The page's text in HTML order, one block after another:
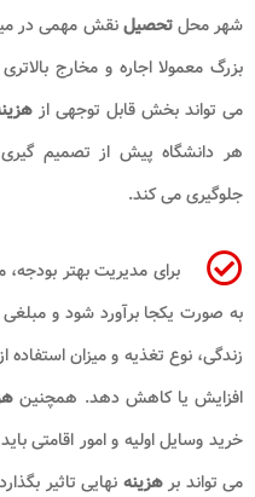
شهر محلتحصیلنقش مهمی در
بزرگ معمولا اجاره و مخارج
می تواند بخش قابل توجهی از
هر دانشگاه پیش از تصمیم
جلوگیری می کند.
برای مدیریت بهتر
به صورت یکجا برآورد شود و
زندگی، نوع تغذیه و میزان
افزایش یا کاهش دهد. همچنین
خرید وسایل اولیه و امور اقامتی
می تواند برهزینه نهایی تاثیر